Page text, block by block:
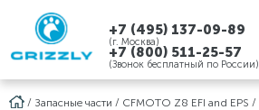
+7 (495) 137-09-89
(г. Москва)
+7 (800) 511-25-57
(Звонок бесплатный по России)
/ Запасные части / CFMOTO Z8 EFI and EPS /